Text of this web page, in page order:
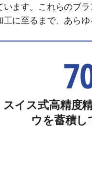
ます。これらのブ
に至るまで、あら
スイス式高精度
ウを蓄積